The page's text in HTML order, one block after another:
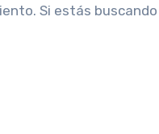
Si estás